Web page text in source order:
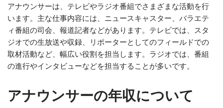
アナウンサーは、テレビやラジオ番組でさまざまな活動を行
います。主な仕事内容には、ニュースキャスター、バラエテ
ィ番組の司会、報道記者などがあります。テレビでは、スタ
ジオでの生放送や収録、リポーターとしてのフィールドでの
取材活動など、幅広い役割を担当します。ラジオでは、番組
の進行やインタビューなどを担当することが多いです。
アナウンサーの年収について